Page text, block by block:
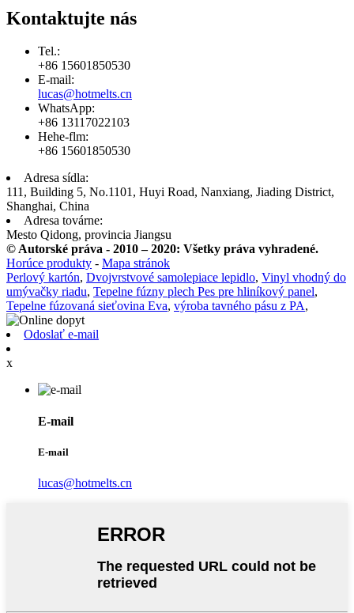
Kontaktujte nás
Tel.:
+86 15601850530
E-mail:
lucas@hotmelts.cn
WhatsApp:
+86 13117022103
Hehe-flm:
+86 15601850530
Adresa sídla:
111, Building 5, No.1101, Huyi Road, Nanxiang, Jiading District,
Shanghai, China
Adresa továrne:
Mesto Qidong, provincia Jiangsu
© Autorské práva - 2010 – 2020: Všetky práva vyhradené.
Horúce produkty - Mapa stránok
Perlový kartón, Dvojvrstvové samolepiace lepidlo, Vinyl vhodný do
umývačky riadu, Tepelne fúzny plech Pes pre hliníkový panel,
Tepelne fúzovaná sieťovina Eva, výroba tavného pásu z PA,
Odoslať e-mail
x
E-mail
E-mail
lucas@hotmelts.cn